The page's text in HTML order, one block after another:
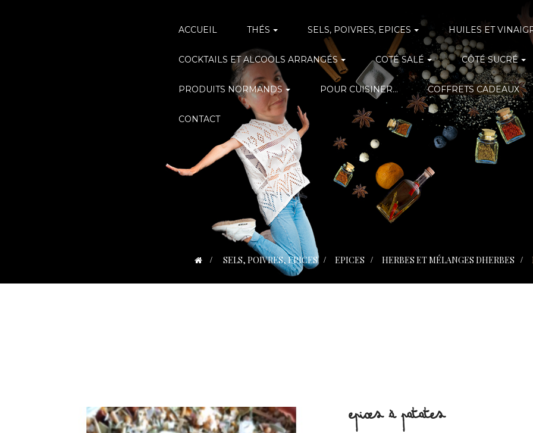
ACCUEIL THÉS SELS, POIVRES, EPICES HUILES ET
COCKTAILS ET ALCOOLS ARRANGÉS COTÉ SALÉ CÔTÉ SUCRÉ
PRODUITS NORMANDS POUR CUISINER... COFFRETS CADEAUX
CONTACT
> SELS, POIVRES, EPICES > EPICES > HERBES ET MÉLANGES DHERBES >
EPICES À PATATES